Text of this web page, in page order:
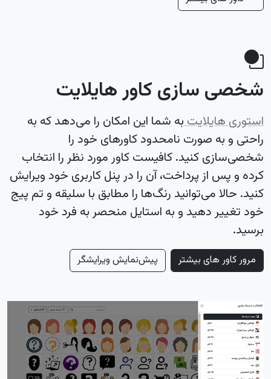
شخصی سازی کاور هایلایت
استوری هایلایتبه شما این امکان را می‌دهد که به
راحتی و به صورت نامحدود کاورهای خود را
شخصی‌سازی کنید. کافیست کاور مورد نظر را انتخاب
کرده و پس از پرداخت، آن را در پنل کاربری خود ویرایش
کنید. حالا می‌توانید رنگ‌ها را مطابق با سلیقه و تم پیج
خود تغییر دهید و به استایل منحصر به فرد خود
برسید.
مرور کاور های بیشتر پیش‌نمایش ویرایشگر